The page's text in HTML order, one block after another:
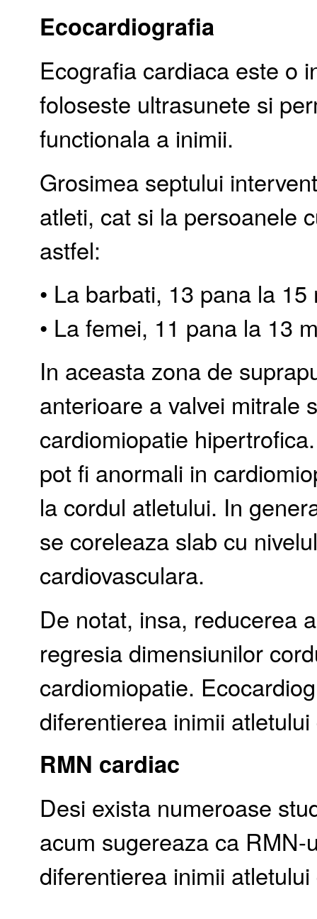
Ecocardiografia
Ecografia cardiaca este o
foloseste ultrasunete si
functionala a inimii.
Grosimea septului
atleti, cat si la persoanele
astfel:
• La barbati, 13 pana la 15
• La femei, 11 pana la 13
In aceasta zona de
anterioare a valvei mitrale
cardiomiopatie
pot fi anormali in
la cordul atletului. In
se coreleaza slab cu
cardiovasculara.
De notat, insa, reducerea
regresia dimensiunilor
cardiomiopatie.
diferentierea inimii
RMN cardiac
Desi exista numeroase
acum sugereaza ca
diferentierea inimii